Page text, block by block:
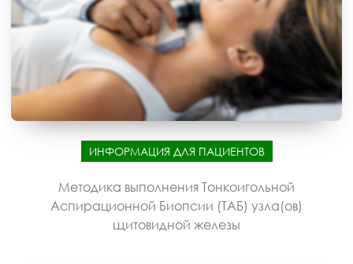
ИНФОРМАЦИЯ ДЛЯ ПАЦИЕНТОВ
Методика выполнения Тонкоигольной
Аспирационной Биопсии (ТАБ) узла(ов)
щитовидной железы